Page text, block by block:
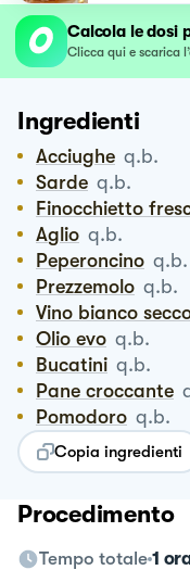
Calcola le dosi
Clicca qui e scarica
Ingredienti
Acciughe q.b.
Sarde q.b.
Finocchietto
Aglio q.b.
Peperoncino q.b.
Prezzemolo q.b.
Vino bianco
Olio evo q.b.
Bucatini q.b.
Pane croccante
Pomodoro q.b.
Copia ingredienti
Procedimento
Tempo totale 1